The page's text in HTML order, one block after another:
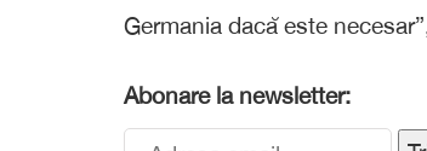
Germania dacă este
Abonare la newsletter: